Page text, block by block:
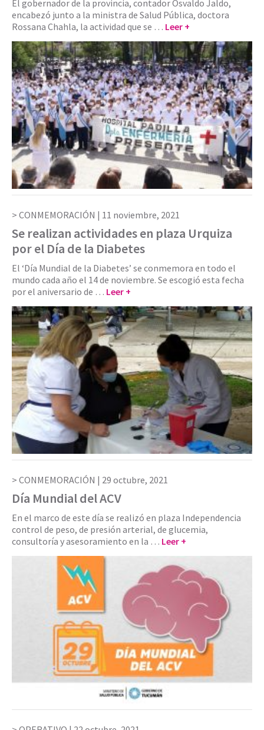
El gobernador de la provincia, contador Osvaldo Jaldo,
encabezó junto a la ministra de Salud Pública, doctora
Rossana Chahla, la actividad que se … Leer +
CONMEMORACIÓN | 11 noviembre, 2021
Se realizan actividades en plaza Urquiza
por el Día de la Diabetes
El ‘Día Mundial de la Diabetes’ se conmemora en todo el
mundo cada año el 14 de noviembre. Se escogió esta fecha
por el aniversario de … Leer +
CONMEMORACIÓN | 29 octubre, 2021
Día Mundial del ACV
En el marco de este día se realizó en plaza Independencia
control de peso, de presión arterial, de glucemia,
consultoría y asesoramiento en la … Leer +